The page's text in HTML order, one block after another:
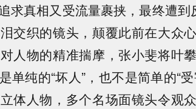
求真相又受流量裹挟，最终遭到
交织的镜头，颠覆此前在大众
人物的精准揣摩，张小斐将叶
单纯的“坏人”，也不是简单的“
体人物，多个名场面镜头令观